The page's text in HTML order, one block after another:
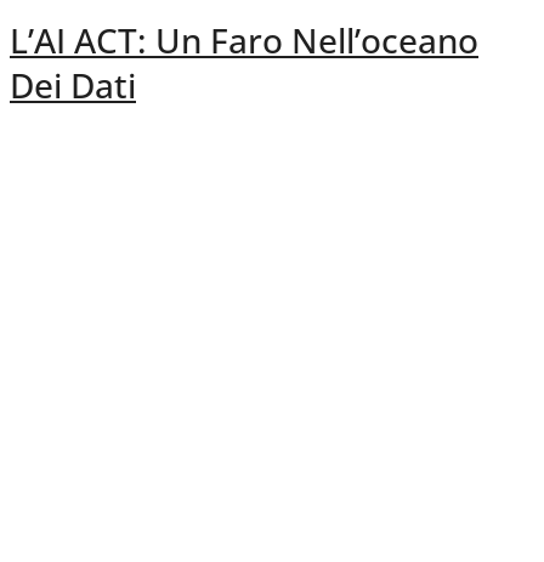
L’AI ACT: Un Faro Nell’oceano
Dei Dati